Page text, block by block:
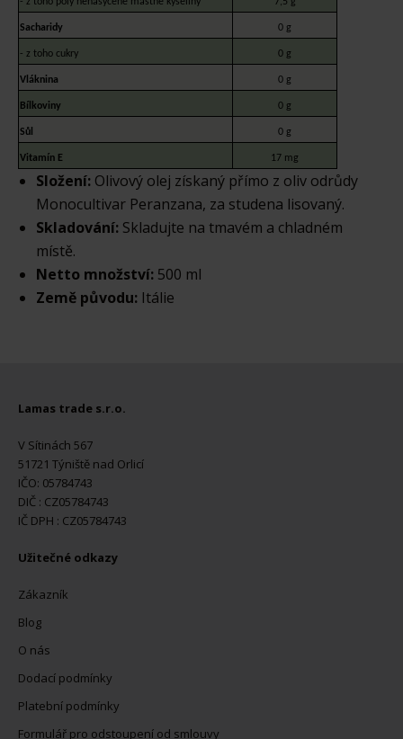
Sacharidy 0 g
- z toho cukry 0 g
Vláknina 0 g
Bílkoviny 0 g
Sůl 0 g
Vitamín E 17 mg
Složení: Olivový olej získaný přímo z oliv odrůdy
Monocultivar Peranzana, za studena lisovaný.
Skladování: Skladujte na tmavém a chladném
místě.
Netto množství: 500 ml
Země původu: Itálie
Lamas trade s.r.o.
V Sítinách 567
51721 Týniště nad Orlicí
IČO: 05784743
DIČ : CZ05784743
IČ DPH : CZ05784743
Užitečné odkazy
Zákazník
Blog
O nás
Dodací podmínky
Platební podmínky
Formulář pro odstoupení od smlouvy